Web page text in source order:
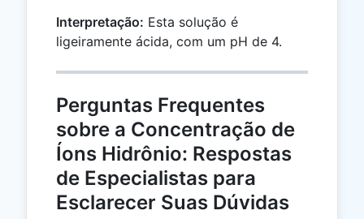
4
Interpretação: Esta solução é
ligeiramente ácida, com um pH de 4.
Perguntas Frequentes
sobre a Concentração de
Íons Hidrônio: Respostas
de Especialistas para
Esclarecer Suas Dúvidas